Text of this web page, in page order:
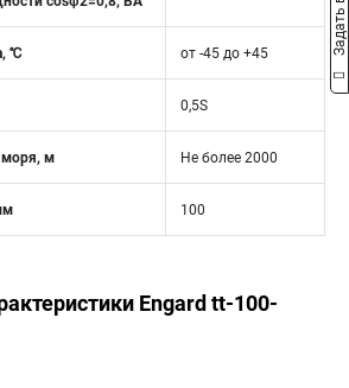
℃ от -45 до +45
0,5S
моря, м Не более 2000
100
Engard tt-100-